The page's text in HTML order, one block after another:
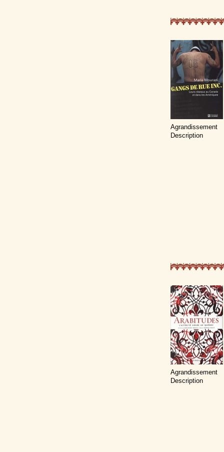
Agrandissement
Description
Agrandissement
Description